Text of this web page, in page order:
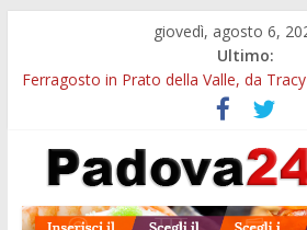
giovedì, agosto 6,
Ultimo:
Ferragosto in Prato della Valle, da
Euganea Film Festival 2026: 49 opere e
Euganei
Notturni padovani al Museo della
Organi in 3D al MUSME: il corpo umano